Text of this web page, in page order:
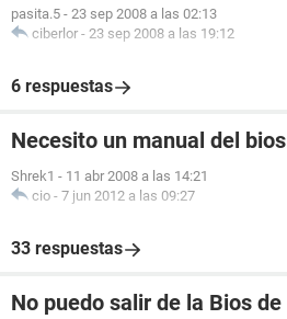
pasita.5 - 23 sep 2008 a las 02:13
ciberlor - 23 sep 2008 a las 19:12
6 respuestas
Necesito un manual del
Shrek1 - 11 abr 2008 a las 14:21
cio - 7 jun 2012 a las 09:27
33 respuestas
No puedo salir de la Bios